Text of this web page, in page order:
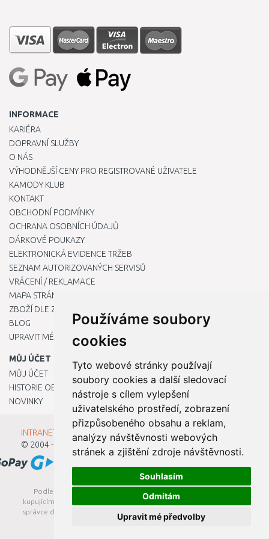
Používáme soubory
cookies
Tyto webové stránky používají
soubory cookies a další sledovací
nástroje s cílem vylepšení
uživatelského prostředí, zobrazení
přizpůsobeného obsahu a reklam,
analýzy návštěvnosti webových
stránek a zjištění zdroje návštěvnosti.
Souhlasím
Odmítám
Upravit mé předvolby
INFORMACE
KARIÉRA
DOPRAVNÍ SLUŽBY
O NÁS
VÝHODNĚJŠÍ CENY PRO REGISTROVANÉ UŽIVATELE
KAMODY KLUB
KONTAKT
OBCHODNÍ PODMÍNKY
OCHRANA OSOBNÍCH ÚDAJŮ
DÁRKOVÉ POUKAZY
ELEKTRONICKÁ EVIDENCE TRŽEB
SEZNAM AUTORIZOVANÝCH SERVISŮ
VRÁCENÍ / REKLAMACE
MAPA STRÁNKY
ZBOŽÍ DLE ZNAČEK
BLOG
UPRAVIT MÉ PŘEDVOLBY COOKIES
MŮJ ÚČET
MŮJ ÚČET
HISTORIE OBJEDNÁVEK
NOVINKY
INTRANET - Přihlášení pro zaměstnance
© 2004 - 2026
Kamody s.r.o.
Podle zákona o evidenci tržeb je prodávající povinen vystavit
kupujícímu účtenku. Zároveň je povinen zaevidovat přijatou tržbu u
správce daně online; v případě technického výpadku pak nejpozději
do 48 hodin.